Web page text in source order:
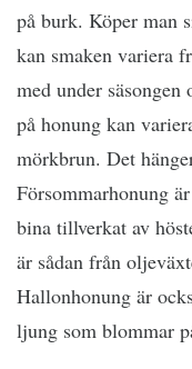
på burk. Köper man
kan smaken variera
med under säsongen
på honung kan
mörkbrun. Det
Försommarhonung
bina tillverkat av
är sådan från
Hallonhonung är
ljung som blommar